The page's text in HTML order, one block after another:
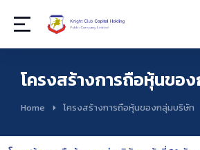
โครงสร้างการถือหุ้นขอ
You are here:
Home โครงสร้างการถือหุ้นของกลุ่มบริษัท